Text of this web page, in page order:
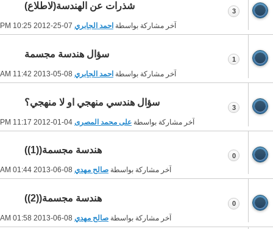
شذرات عن الهندسة(لاطلاع)
آخر مشاركة بواسطة احمد الجابري 10:25 PM
3
سؤال هندسة مجسمة
آخر مشاركة بواسطة احمد الجابري 11:42 AM
1
سؤال هندسي منهجي او لا منهجي؟
آخر مشاركة بواسطة على محمد المصرى 11:17 PM
3
هندسة مجسمة((1))
آخر مشاركة بواسطة صالح مهدي 01:44 AM
0
هندسة مجسمة((2))
آخر مشاركة بواسطة صالح مهدي 01:58 AM
0